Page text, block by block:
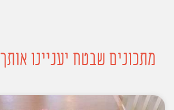
מתכונים שבטח יעניינו אותך